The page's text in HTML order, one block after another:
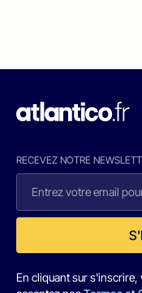
RECEVEZ NOTRE
En cliquant sur